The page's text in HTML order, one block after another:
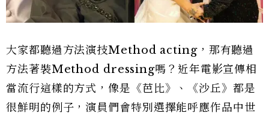
大家都聽過方法演技Method acting，那有聽過
方法著裝Method dressing嗎？近年電影宣傳相
當流行這樣的方式，像是《芭比》、《沙丘》都是
很鮮明的例子，演員們會特別選擇能呼應作品中世